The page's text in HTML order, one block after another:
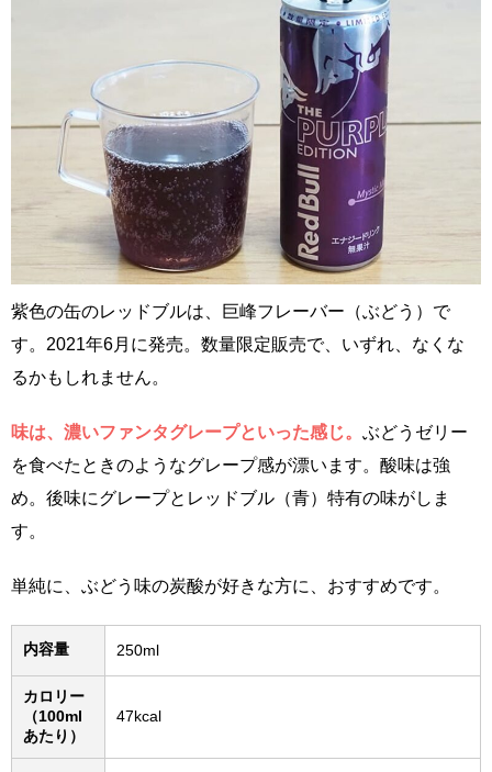
紫色の缶のレッドブルは、巨峰フレーバー（ぶどう）で
す。2021年6月に発売。数量限定販売で、いずれ、なくな
るかもしれません。
味は、濃いファンタグレープといった感じ。 ぶどうゼリー
を食べたときのようなグレープ感が漂います。酸味は強
め。後味にグレープとレッドブル（青）特有の味がしま
す。
単純に、ぶどう味の炭酸が好きな方に、おすすめです。
内容量 250ml
カロリー
（100ml
あたり）
47kcal